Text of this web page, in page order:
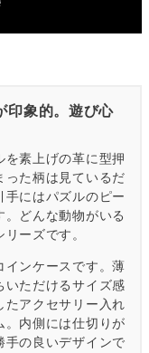
印象的。遊び心
素上げの革に型押
った柄は見ているだ
手にはパズルのピー
どんな動物がいる
ーズです。
インケースです。薄
いただけるサイズ感
たアクセサリー入れ
。内側には仕切りが
手の良いデザインで